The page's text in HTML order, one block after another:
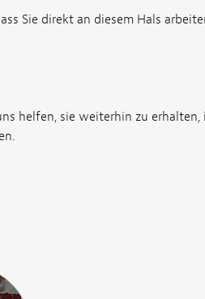
Sie direkt an diesem Hals
helfen, sie weiterhin zu erhalten,